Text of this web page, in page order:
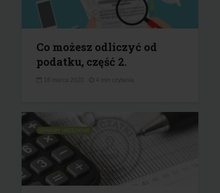
Co możesz odliczyć od
podatku, część 2.
18 marca 2020 4 min czytania
SPRAWY URZĘDOWE